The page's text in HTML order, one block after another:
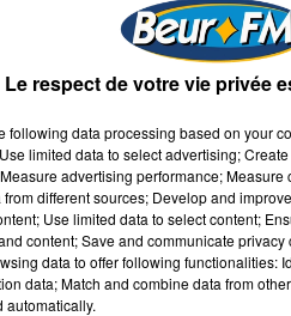
PLUMEY
Le respect de votre vie privée
following data processing based on your
limited data to select advertising;
advertising performance;
different sources; Develop and
Use limited data to select content;
content; Save and communicate
data to offer following functionalities:
data; Match and combine data from
automatically.